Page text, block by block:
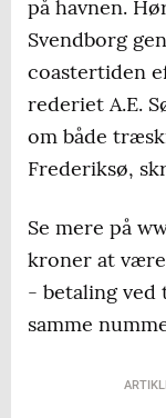
på havnen.
Svendborg
coastertiden
rederiet A.E.
om både
Frederiksø,
Se mere på
kroner at være
- betaling ved
samme